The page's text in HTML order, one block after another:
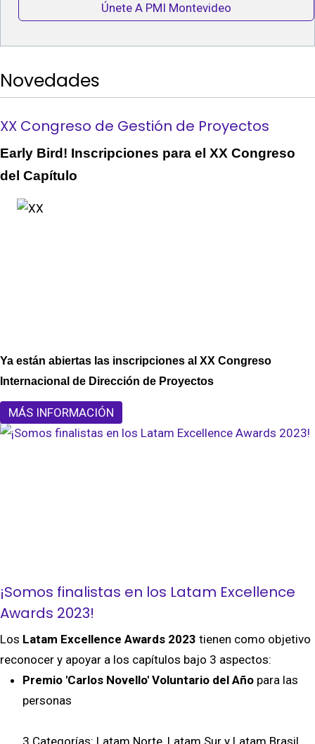
Únete A PMI Montevideo
Novedades
XX Congreso de Gestión de Proyectos
Early Bird! Inscripciones para el XX Congreso
del Capítulo
Ya están abiertas las inscripciones al XX Congreso
Internacional de Dirección de Proyectos
MÁS INFORMACIÓN
¡Somos finalistas en los Latam Excellence
Awards 2023!
Los Latam Excellence Awards 2023 tienen como objetivo
reconocer y apoyar a los capítulos bajo 3 aspectos:
Premio 'Carlos Novello' Voluntario del Año para las
personas